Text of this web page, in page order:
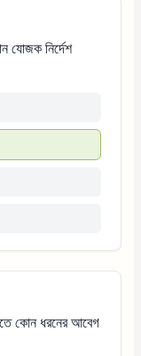
যোজক নির্দেশ
কোন ধরনের আবেগ